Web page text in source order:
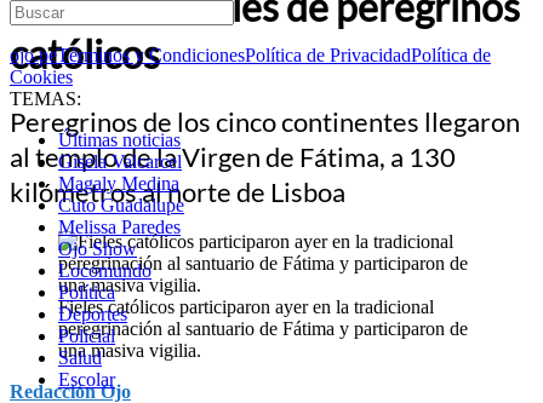
ojo.peTérminos y CondicionesPolítica de PrivacidadPolítica de
Cookies
TEMAS:
Últimas noticias
Gisela Valcarcel
Magaly Medina
Cuto Guadalupe
Melissa Paredes
Ojo Show
Locomundo
Política
Deportes
Policial
Salud
Escolar
católicos
Peregrinos de los cinco continentes llegaron
al templo de la Virgen de Fátima, a 130
kilómetros al norte de Lisboa
Fieles católicos participaron ayer en la tradicional
peregrinación al santuario de Fátima y participaron de
una masiva vigilia.
Redacción Ojo